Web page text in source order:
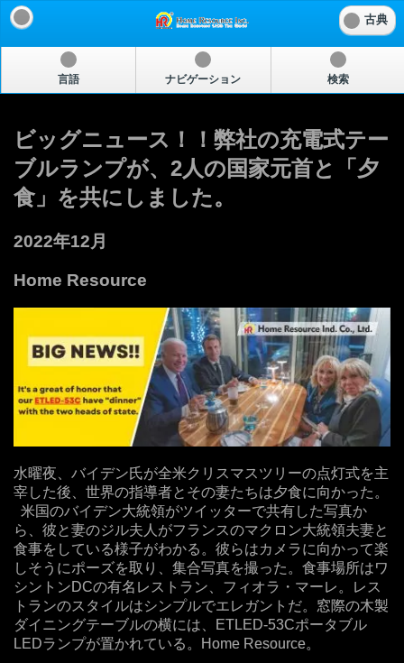
古典
言語 ナビゲーション 検索
ビッグニュース！！弊社の充電式テー
ブルランプが、2人の国家元首と「夕
食」を共にしました。
2022年12月
Home Resource
水曜夜、バイデン氏が全米クリスマスツリーの点灯式を主
宰した後、世界の指導者とその妻たちは夕食に向かった。
米国のバイデン大統領がツイッターで共有した写真か
ら、彼と妻のジル夫人がフランスのマクロン大統領夫妻と
食事をしている様子がわかる。彼らはカメラに向かって楽
しそうにポーズを取り、集合写真を撮った。食事場所はワ
シントンDCの有名レストラン、フィオラ・マーレ。レス
トランのスタイルはシンプルでエレガントだ。窓際の木製
ダイニングテーブルの横には、ETLED-53Cポータブル
LEDランプが置かれている。Home Resource。